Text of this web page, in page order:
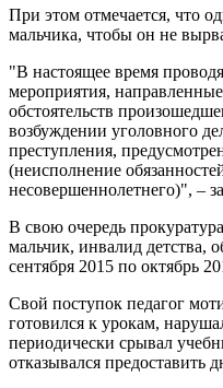
При этом отмечается, что
мальчика, чтобы он не
"В настоящее время
мероприятия,
обстоятельств
возбуждении уголовного
преступления,
(неисполнение
несовершеннолетнего)", –
В свою очередь прокуратура
мальчик, инвалид детства,
сентября 2015 по октябрь
Свой поступок педагог
готовился к урокам,
периодически срывал
отказывался предоставить